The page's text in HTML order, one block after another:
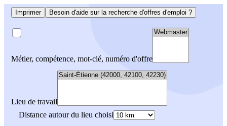
Imprimer Besoin d'aide sur la recherche d'offres d'emploi ?
Métier, compétence, mot-clé, numéro d'offre
Lieu de travail
Distance autour du lieu choisi